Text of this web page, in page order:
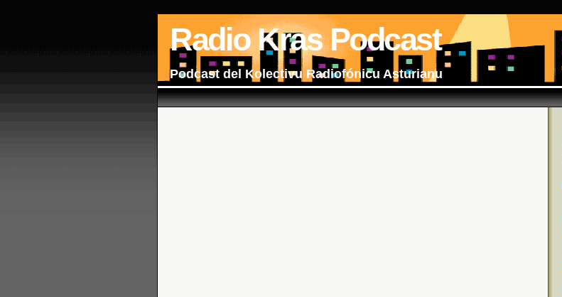
Radio Kras Podcast
Podcast del Kolectivu Radiofónicu Asturianu